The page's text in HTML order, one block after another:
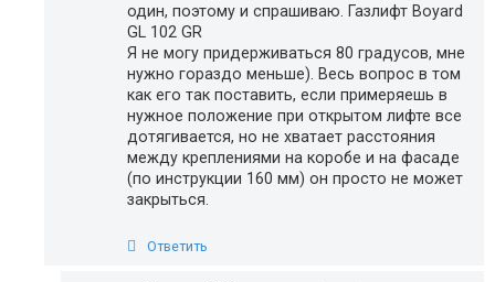
один, поэтому и спрашиваю. Газлифт Boyard
GL 102 GR
Я не могу придерживаться 80 градусов, мне
нужно гораздо меньше). Весь вопрос в том
как его так поставить, если примеряешь в
нужное положение при открытом лифте все
дотягивается, но не хватает расстояния
между креплениями на коробе и на фасаде
(по инструкции 160 мм) он просто не может
закрыться.
Ответить